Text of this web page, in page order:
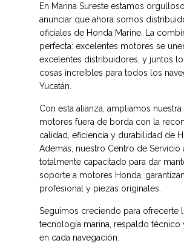
En Marina Sureste estamos
anunciar que ahora somos
oficiales de Honda Marine . La
perfecta: excelentes motores se
excelentes distribuidores , y juntos
cosas increíbles para todos los
Yucatán.
Con esta alianza, ampliamos
motores fuera de borda con la
calidad, eficiencia y durabilidad de
Además, nuestro Centro de Servicio
totalmente capacitado para dar
soporte a motores Honda ,
profesional y piezas originales.
Seguimos creciendo para ofrecerte
tecnología marina, respaldo técnico
en cada navegación.